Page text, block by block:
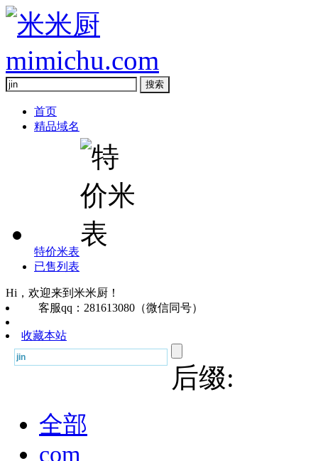
首页
精品域名
特价米表
已售列表
Hi，欢迎来到米米厨！
客服qq：281613080（微信同号）
收藏本站
后缀:
全部
com